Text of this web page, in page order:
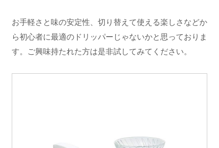
お手軽さと味の安定性、切り替えて使える楽しさなどか
ら初心者に最適のドリッパーじゃないかと思っておりま
す。ご興味持たれた方は是非試してみてください。